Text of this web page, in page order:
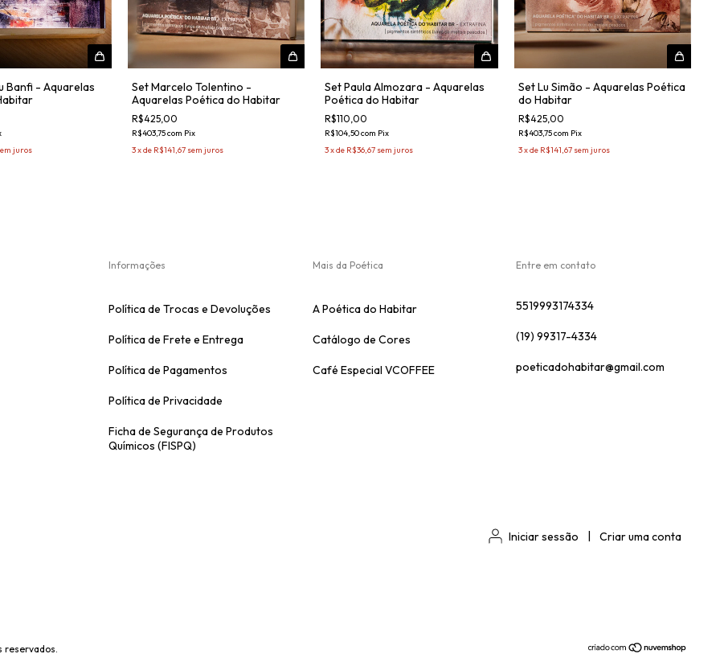
Banfi - Aquarelas
juros
Set Marcelo Tolentino -
Aquarelas Poética do Habitar
R$425,00
R$403,75com Pix
3xde R$141,67 sem juros
Set Paula Almozara - Aquarelas
Poética do Habitar
R$110,00
R$104,50com Pix
3xde R$36,67 sem juros
Set Lu Simão - Aquarelas Poética
do Habitar
R$425,00
R$403,75com Pix
3xde R$141,67 sem juros
Informações
Política de Trocas e Devoluções
Política de Frete e Entrega
Política de Pagamentos
Política de Privacidade
Ficha de Segurança de Produtos
Químicos (FISPQ)
Mais da Poética
A Poética do Habitar
Catálogo de Cores
Café Especial VCOFFEE
Entre em contato
5519993174334
(19) 99317-4334
poeticadohabitar@gmail.com
Iniciar sessão Criar uma conta
reservados.